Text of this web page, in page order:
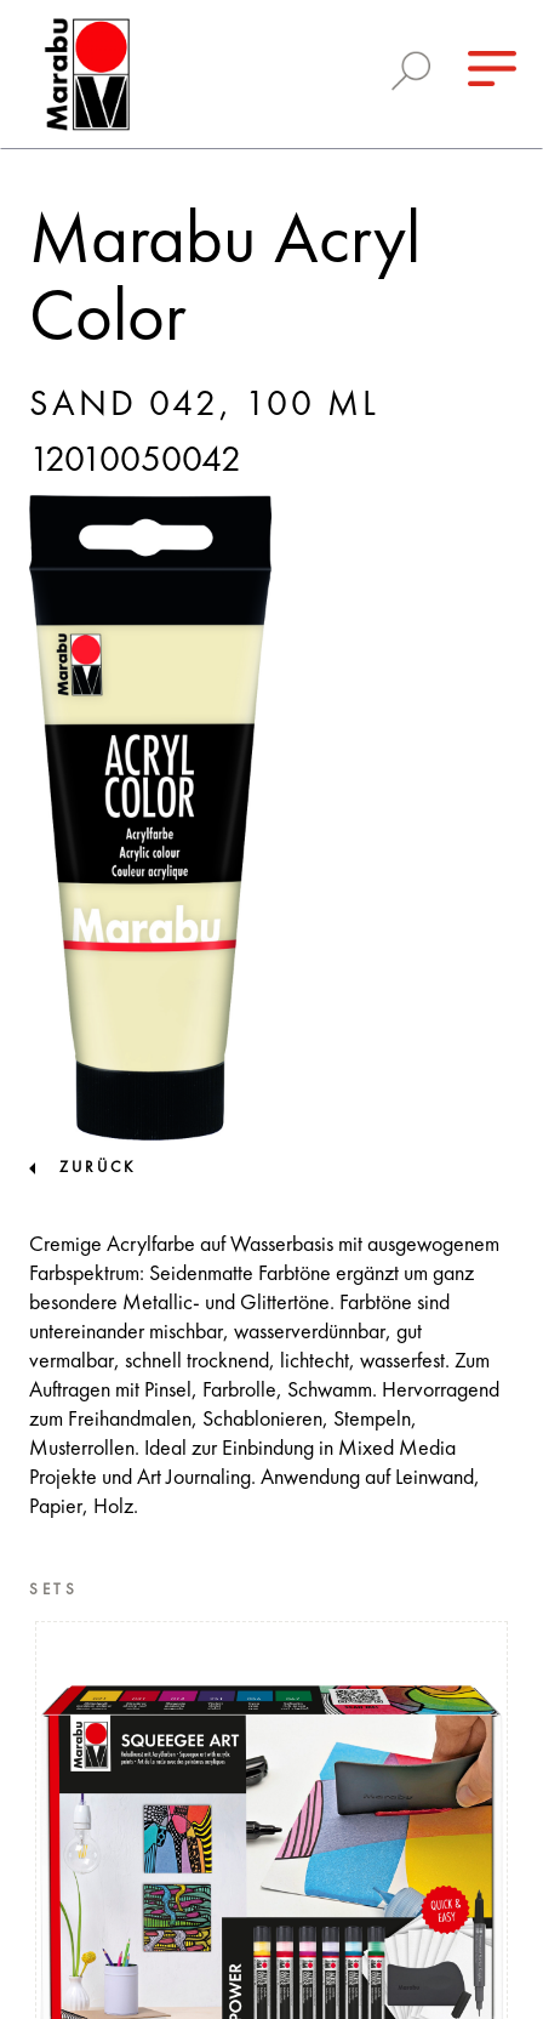
Marabu Acryl
Color
SAND 042, 100 ML
12010050042
ZURÜCK
Cremige Acrylfarbe auf Wasserbasis mit ausgewogenem
Farbspektrum: Seidenmatte Farbtöne ergänzt um ganz
besondere Metallic- und Glittertöne. Farbtöne sind
untereinander mischbar, wasserverdünnbar, gut
vermalbar, schnell trocknend, lichtecht, wasserfest. Zum
Auftragen mit Pinsel, Farbrolle, Schwamm. Hervorragend
zum Freihandmalen, Schablonieren, Stempeln,
Musterrollen. Ideal zur Einbindung in Mixed Media
Projekte und Art Journaling. Anwendung auf Leinwand,
Papier, Holz.
SETS